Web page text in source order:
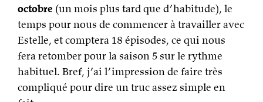
octobre (un mois plus tard que d’habitude), le
temps pour nous de commencer à travailler avec
Estelle, et comptera 18 épisodes, ce qui nous
fera retomber pour la saison 5 sur le rythme
habituel. Bref, j’ai l’impression de faire très
compliqué pour dire un truc assez simple en